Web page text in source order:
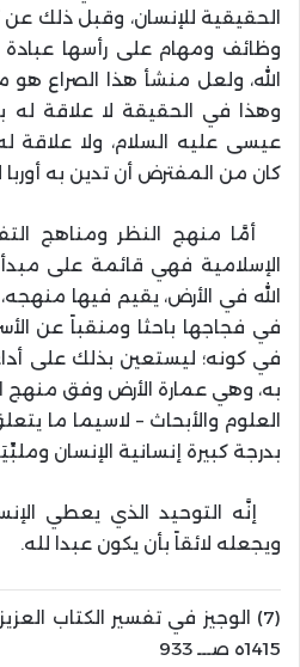
الحقيقية للإنسان، وقبل ذلك
وظائف ومهام على رأسها عبادة
الله، ولعل منشأ هذا الصراع هو
وهذا في الحقيقة لا علاقة له
عيسى عليه السلام، ولا علاقة
كان من المفترض أن تدين به أوربا
أمَّا منهج النظر ومناهج
الإسلامية فهي قائمة على مبدأ
الله في الأرض، يقيم فيها
في فجاجها باحثا ومنقباً عن
في كونه؛ ليستعين بذلك على
به، وهي عمارة الأرض وفق منهج
العلوم والأبحاث – لاسيما ما
بدرجة كبيرة إنسانية الإنسان
إنَّه التوحيد الذي يعطي
ويجعله لائقاً بأن يكون عبدا لله.
(7) الوجيز في تفسير الكتاب
1415ه صـــ 933